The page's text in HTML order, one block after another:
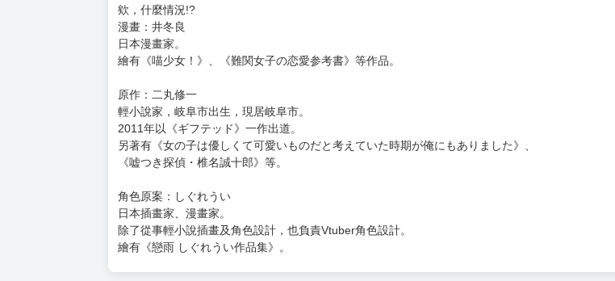
欸，什麼情況!?
漫畫：井冬良
日本漫畫家。
繪有《喵少女！》、《難関女子の恋愛参考書》等作品。
原作：二丸修一
輕小說家，岐阜市出生，現居岐阜市。
2011年以《ギフテッド》一作出道。
另著有《女の子は優しくて可愛いものだと考えていた時期が俺にもありました》、
《嘘つき探偵・椎名誠十郎》等。
角色原案：しぐれうい
日本插畫家、漫畫家。
除了從事輕小說插畫及角色設計，也負責Vtuber角色設計。
繪有《戀雨 しぐれうい作品集》。